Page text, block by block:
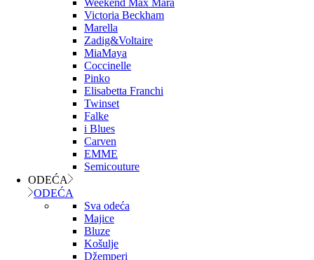
Weekend Max Mara
Victoria Beckham
Marella
Zadig&Voltaire
MiaMaya
Coccinelle
Pinko
Elisabetta Franchi
Twinset
Falke
i Blues
Carven
EMME
Semicouture
ODEĆA
ODEĆA
Sva odeća
Majice
Bluze
Košulje
Džemperi